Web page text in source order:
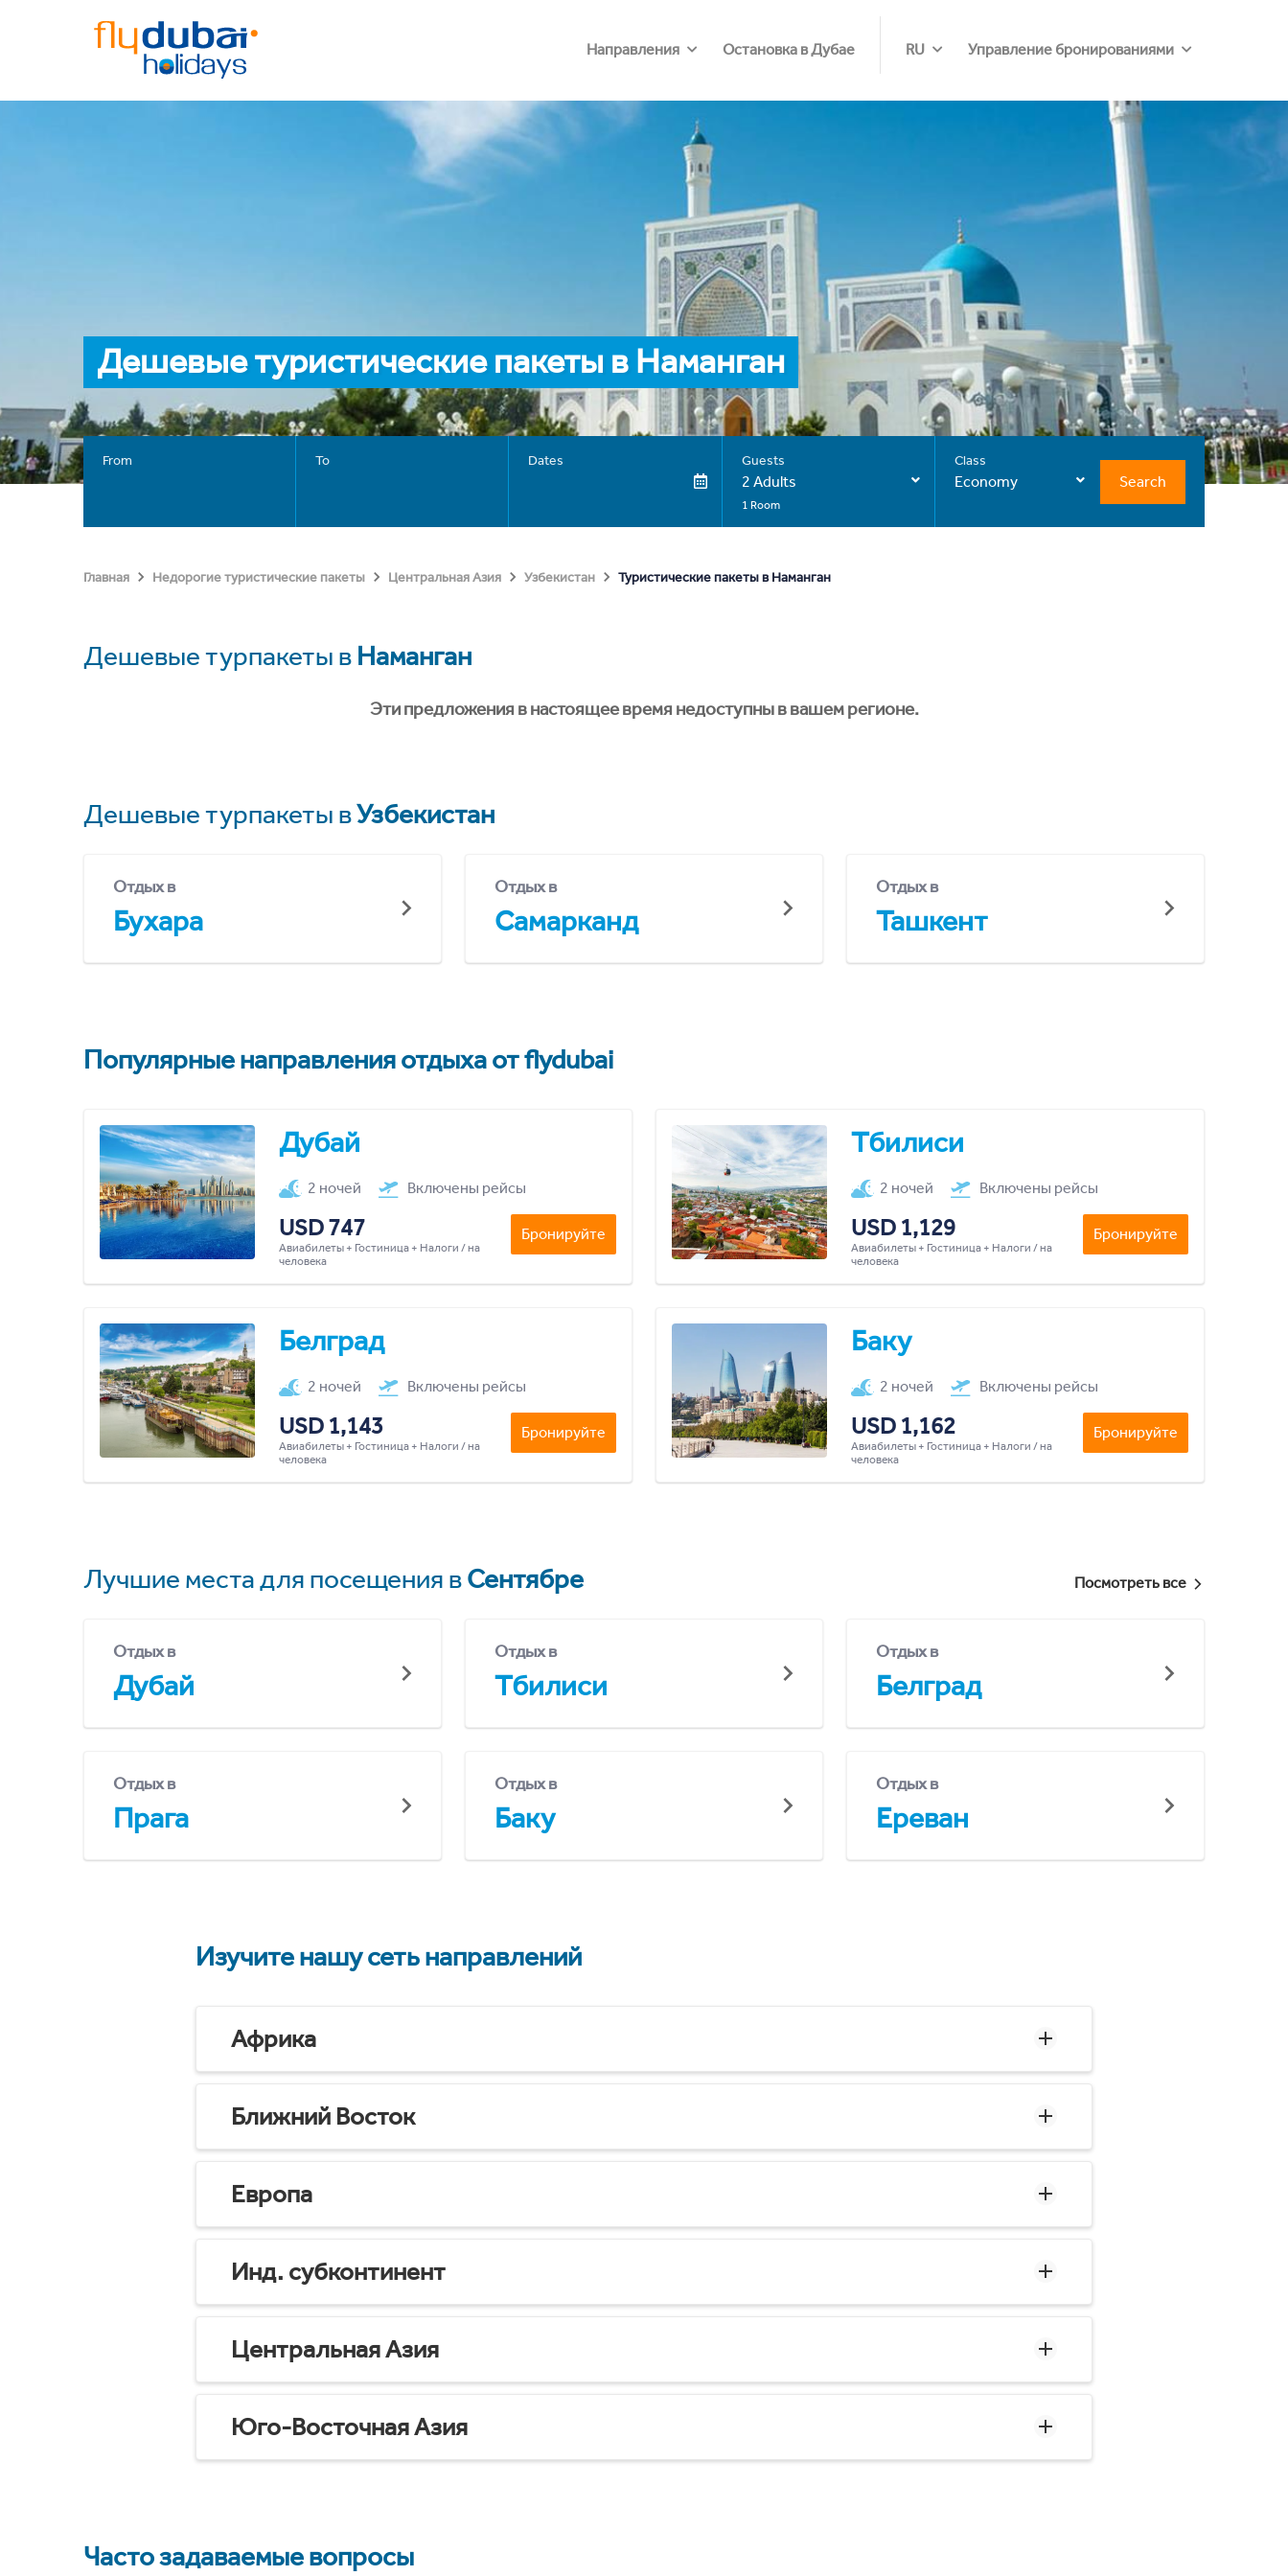
Направления Остановка в Дубае RU Управление бронированиями
Дешевые туристические пакеты в Наманган
From To Dates Guests
2 Adults
1 Room
Class
Economy Search
Главная Недорогие туристические пакеты Центральная Азия Узбекистан Туристические пакеты в Наманган
Дешевые турпакеты в Наманган
Эти предложения в настоящее время недоступны в вашем регионе.
Дешевые турпакеты вУзбекистан
Отдых в
Бухара
Отдых в
Самарканд
Отдых в
Ташкент
Популярные направления отдыха от flydubai
Дубай
2 ночей Включены рейсы
USD 747
Авиабилеты + Гостиница + Налоги / на
человека
Бронируйте
Тбилиси
2 ночей Включены рейсы
USD 1,129
Авиабилеты + Гостиница + Налоги / на
человека
Бронируйте
Белград
2 ночей Включены рейсы
USD 1,143
Авиабилеты + Гостиница + Налоги / на
человека
Бронируйте
Баку
2 ночей Включены рейсы
USD 1,162
Авиабилеты + Гостиница + Налоги / на
человека
Бронируйте
Лучшие места для посещения вСентябре Посмотреть все
Отдых в
Дубай
Отдых в
Тбилиси
Отдых в
Белград
Отдых в
Прага
Отдых в
Баку
Отдых в
Ереван
Изучите нашу сеть направлений
Африка
Ближний Восток
Европа
Инд. субконтинент
Центральная Азия
Юго-Восточная Азия
Часто задаваемые вопросы